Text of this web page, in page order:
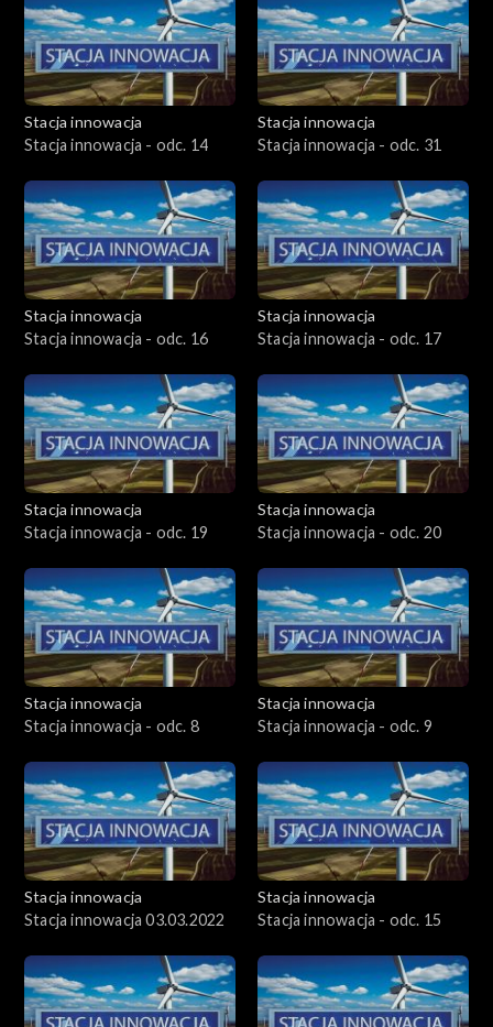
Stacja innowacja
Stacja innowacja - odc. 14
Stacja innowacja
Stacja innowacja - odc. 31
Stacja innowacja
Stacja innowacja - odc. 16
Stacja innowacja
Stacja innowacja - odc. 17
Stacja innowacja
Stacja innowacja - odc. 19
Stacja innowacja
Stacja innowacja - odc. 20
Stacja innowacja
Stacja innowacja - odc. 8
Stacja innowacja
Stacja innowacja - odc. 9
Stacja innowacja
Stacja innowacja 03.03.2022
Stacja innowacja
Stacja innowacja - odc. 15